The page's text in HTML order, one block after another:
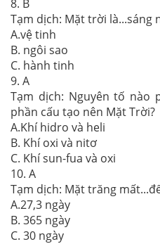
8. B
Tạm dịch: Mặt trời là...sáng
A.vệ tinh
B. ngôi sao
C. hành tinh
9. A
Tạm dịch: Nguyên tố nào
phần cấu tạo nên Mặt Trời?
A.Khí hidro và heli
B. Khí oxi và nitơ
C. Khí sun-fua và oxi
10. A
Tạm dịch: Mặt trăng
A.27,3 ngày
B. 365 ngày
C. 30 ngày